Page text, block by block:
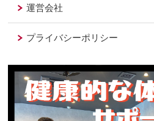
運営会社
プライバシーポリシー